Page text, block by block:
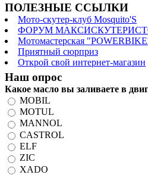
ПОЛЕЗНЫЕ ССЫЛКИ
Мото-скутер-клуб Mosquito'S
ФОРУМ
Мотомастерская
Приятный сюрприз
Открой свой интернет-магазин
Наш опрос
Какое масло вы заливаете в
MOBIL
MOTUL
MANNOL
CASTROL
ELF
ZIC
XADO